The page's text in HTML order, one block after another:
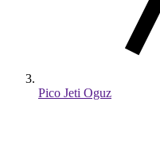
Pico Jeti Oguz